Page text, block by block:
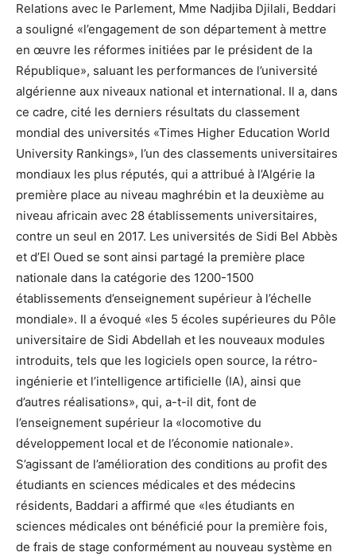
Relations avec le Parlement, Mme Nadjiba Djilali, Beddari
a souligné «l’engagement de son département à mettre
en œuvre les réformes initiées par le président de la
République», saluant les performances de l’université
algérienne aux niveaux national et international. Il a, dans
ce cadre, cité les derniers résultats du classement
mondial des universités «Times Higher Education World
University Rankings», l’un des classements universitaires
mondiaux les plus réputés, qui a attribué à l’Algérie la
première place au niveau maghrébin et la deuxième au
niveau africain avec 28 établissements universitaires,
contre un seul en 2017. Les universités de Sidi Bel Abbès
et d’El Oued se sont ainsi partagé la première place
nationale dans la catégorie des 1200-1500
établissements d’enseignement supérieur à l’échelle
mondiale». Il a évoqué «les 5 écoles supérieures du Pôle
universitaire de Sidi Abdellah et les nouveaux modules
introduits, tels que les logiciels open source, la rétro-
ingénierie et l’intelligence artificielle (IA), ainsi que
d’autres réalisations», qui, a-t-il dit, font de
l’enseignement supérieur la «locomotive du
développement local et de l’économie nationale».
S’agissant de l’amélioration des conditions au profit des
étudiants en sciences médicales et des médecins
résidents, Baddari a affirmé que «les étudiants en
sciences médicales ont bénéficié pour la première fois,
de frais de stage conformément au nouveau système en